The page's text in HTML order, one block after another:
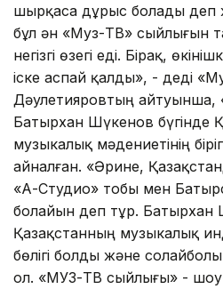
шырқаса дұрыс болады деп
бұл ән «Муз-ТВ» сыйлығын
негізгі өзегі еді. Бірақ,
іске аспай қалды», - деді
Дәулетияровтың
Батырхан Шүкенов бүгінде
музыкалық мәдениетінің
айналған. «Әрине,
«А-Студио» тобы мен
болайын деп тұр. Батырхан
Қазақстанның музыкалық
бөлігі болды және
ол. «МУЗ-ТВ сыйлығы» -